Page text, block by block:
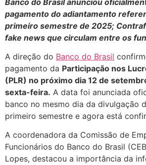
pagamento do adiantamento
primeiro semestre de 2025;
fake news que circulam entre os
A direção do Banco do Brasil
pagamento da Participação nos
(PLR) no próximo dia 12 de
sexta-feira. A data foi anunciada
banco no mesmo dia da divulgação
primeiro semestre e agora está
A coordenadora da Comissão de
Funcionários do Banco do Brasil
Lopes, destacou a importância da